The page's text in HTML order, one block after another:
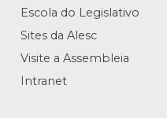
Escola do Legislativo
Sites da Alesc
Visite a Assembleia
Intranet